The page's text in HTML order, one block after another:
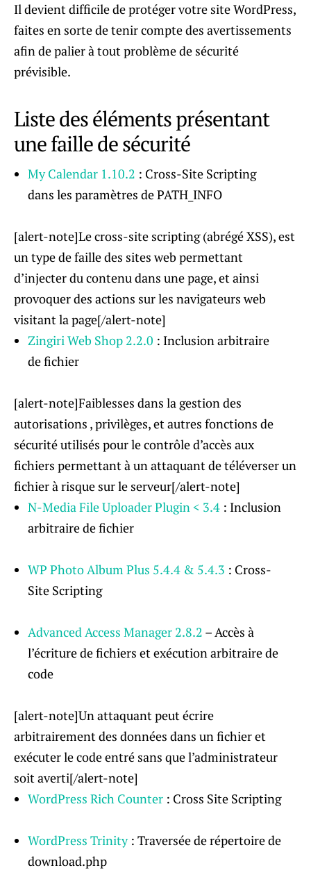
Il devient difficile de protéger votre site WordPress,
faites en sorte de tenir compte des avertissements
afin de palier à tout problème de sécurité
prévisible.
Liste des éléments présentant
une faille de sécurité
My Calendar 1.10.2 : Cross-Site Scripting
dans les paramètres de PATH_INFO
[alert-note]Le cross-site scripting (abrégé XSS), est
un type de faille des sites web permettant
d’injecter du contenu dans une page, et ainsi
provoquer des actions sur les navigateurs web
visitant la page[/alert-note]
Zingiri Web Shop 2.2.0 : Inclusion arbitraire
de fichier
[alert-note]Faiblesses dans la gestion des
autorisations , privilèges, et autres fonctions de
sécurité utilisés pour le contrôle d’accès aux
fichiers permettant à un attaquant de téléverser un
fichier à risque sur le serveur[/alert-note]
N-Media File Uploader Plugin < 3.4 : Inclusion
arbitraire de fichier
WP Photo Album Plus 5.4.4 & 5.4.3 : Cross-
Site Scripting
Advanced Access Manager 2.8.2 – Accès à
l’écriture de fichiers et exécution arbitraire de
code
[alert-note]Un attaquant peut écrire
arbitrairement des données dans un fichier et
exécuter le code entré sans que l’administrateur
soit averti[/alert-note]
WordPress Rich Counter : Cross Site Scripting
WordPress Trinity: Traversée de répertoire de
download.php